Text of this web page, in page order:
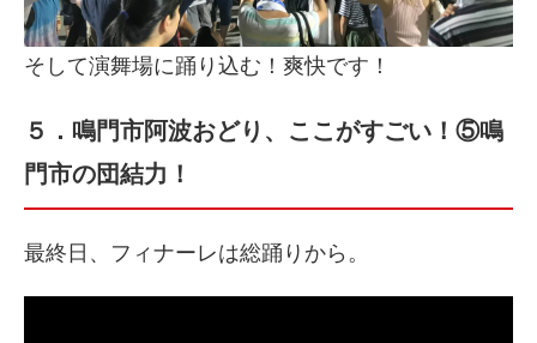
そして演舞場に踊り込む！爽快です！
５．鳴門市阿波おどり、ここがすごい！⑤鳴
門市の団結力！
最終日、フィナーレは総踊りから。